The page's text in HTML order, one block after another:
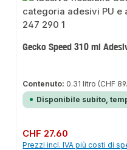
Gecko Speed 310 ml
Contenuto: 0.31 litro (CHF
Disponibile subito,
Prezzo normale:
CHF 27.60
Prezzi incl. IVA più costi di